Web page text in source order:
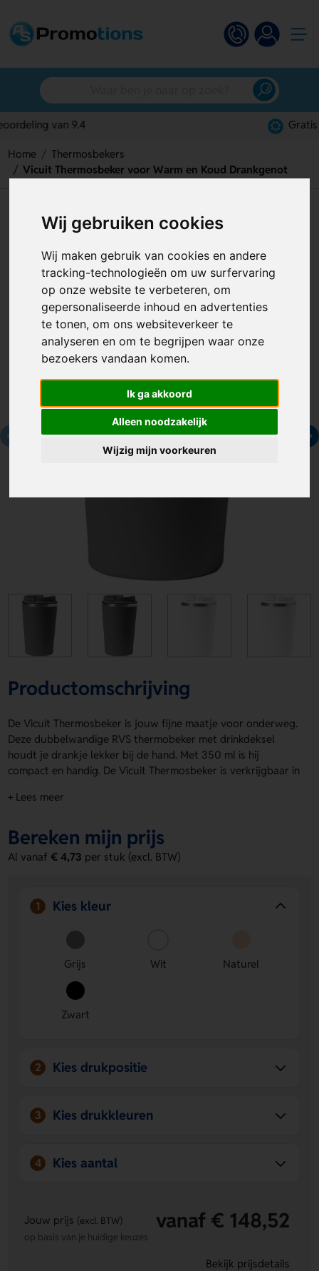
Wij gebruiken cookies
Wij maken gebruik van cookies en andere
tracking-technologieën om uw surfervaring
op onze website te verbeteren, om
gepersonaliseerde inhoud en advertenties
te tonen, om ons websiteverkeer te
analyseren en om te begrijpen waar onze
bezoekers vandaan komen.
Ik ga akkoord
Alleen noodzakelijk
Wijzig mijn voorkeuren
Home
Thermosbekers
Vicuit Thermosbeker voor Warm en Koud Drankgenot
Vicuit Thermosbeker voor
Warm en Koud Drankgenot
Artikelnummer: 129591
Productomschrijving
De Vicuit Thermosbeker is jouw fijne maatje voor onderweg.
Deze dubbelwandige RVS thermobeker met drinkdeksel
houdt je drankje lekker bij de hand. Met 350 ml is hij
compact en handig. De Vicuit Thermosbeker is verkrijgbaar in
ontwerp plaatsen op de Voorzijde, Achterzijde of Wrap. Zo
Voordelen van de Vicuit Thermosbeker
Handig formaat
overal mee naartoe.
Keuze uit meerdere kleuren
Naturel en Zwart.
+ Lees meer
Bereken mijn prijs
Al vanaf€ 4,73 per stuk (excl. BTW)
1 Kies kleur
Grijs Wit Naturel
Zwart
2 Kies drukpositie
3 Kies drukkleuren
4 Kies aantal
Jouw prijs (excl. BTW) vanaf € 148,52
op basis van je huidige keuzes
Bekijk prijsdetails